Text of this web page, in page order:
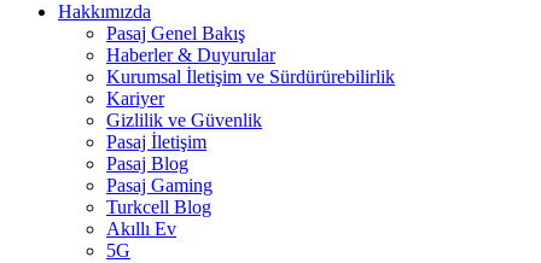
Hakkımızda
Pasaj Genel Bakış
Haberler & Duyurular
Kurumsal İletişim ve Sürdürürebilirlik
Kariyer
Gizlilik ve Güvenlik
Pasaj İletişim
Pasaj Blog
Pasaj Gaming
Turkcell Blog
Akıllı Ev
5G